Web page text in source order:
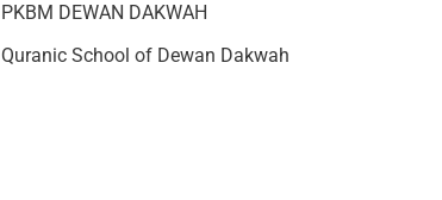
PKBM DEWAN DAKWAH
Quranic School of Dewan Dakwah